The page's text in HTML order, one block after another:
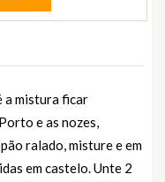
a mistura ficar
e as nozes,
ralado, misture e em
em castelo. Unte 2